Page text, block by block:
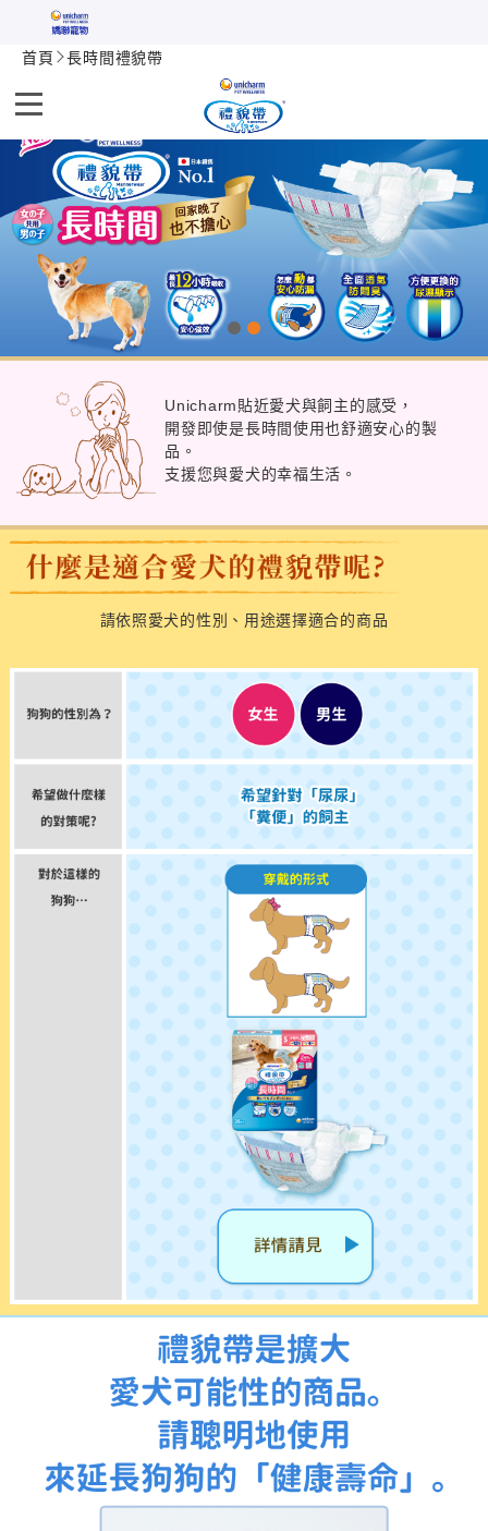
首頁 長時間禮貌帶
Unicharm貼近愛犬與飼主的感受，
開發即使是長時間使用也舒適安心的製
品。
支援您與愛犬的幸福生活。